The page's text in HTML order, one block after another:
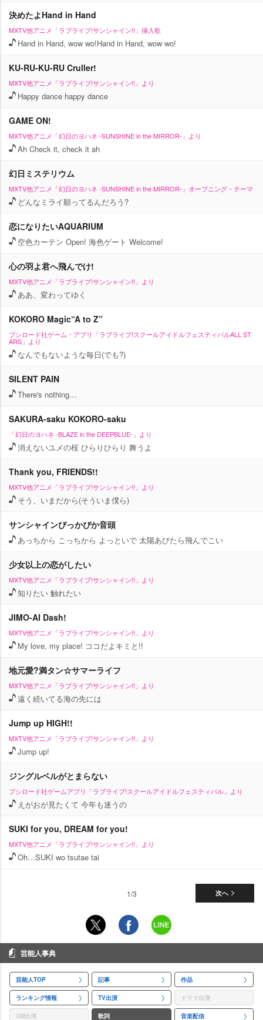
決めたよHand in Hand
MXTV他アニメ「ラブライブ!サンシャイン!!」挿入歌
Hand in Hand, wow wo!Hand in Hand, wow wo!
KU-RU-KU-RU Cruller!
MXTV他アニメ「ラブライブ!サンシャイン!!」より
Happy dance happy dance
GAME ON!
MXTV他アニメ「幻日のヨハネ -SUNSHINE in the MIRROR-」より
Ah Check it, check it ah
幻日ミステリウム
MXTV他アニメ「幻日のヨハネ -SUNSHINE in the MIRROR-」オープニング・テーマ
どんなミライ願ってるんだろう?
恋になりたいAQUARIUM
空色カーテン Open! 海色ゲート Welcome!
心の羽よ君へ飛んでけ!
MXTV他アニメ「ラブライブ!サンシャイン!!」より
ああ、変わってゆく
KOKORO Magic“A to Z”
ブシロード社ゲーム・アプリ「ラブライブ!スクールアイドルフェスティバルALL ST
ARS」より
なんでもないような毎日(でも?)
SILENT PAIN
There's nothing…
SAKURA-saku KOKORO-saku
「幻日のヨハネ -BLAZE in the DEEPBLUE-」より
消えないユメの桜 ひらりひらり 舞うよ
Thank you, FRIENDS!!
MXTV他アニメ「ラブライブ!サンシャイン!!」より
そう、いまだから(そういま僕ら)
サンシャインぴっかぴか音頭
あっちから こっちから よっといで 太陽あびたら飛んでこい
少女以上の恋がしたい
MXTV他アニメ「ラブライブ!サンシャイン!!」より
知りたい 触れたい
JIMO-AI Dash!
MXTV他アニメ「ラブライブ!サンシャイン!!」より
My love, my place! ココだよキミと!!
地元愛?満タン☆サマーライフ
MXTV他アニメ「ラブライブ!サンシャイン!!」より
遠く続いてる海の先には
Jump up HIGH!!
MXTV他アニメ「ラブライブ!サンシャイン!!」より
Jump up!
ジングルベルがとまらない
ブシロード社ゲームアプリ「ラブライブ!スクールアイドルフェスティバル」より
えがおが見たくて 今年も迷うの
SUKI for you, DREAM for you!
MXTV他アニメ「ラブライブ!サンシャイン!!」より
Oh…SUKI wo tsutae tai
次へ
1/3
芸能人事典
芸能人TOP 記事 作品
ランキング情報 TV出演 ドラマ出演
CM出演 歌詞 音楽配信